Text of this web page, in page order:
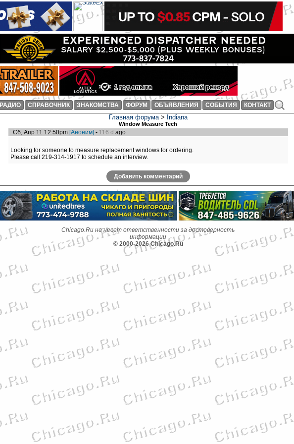
РАДИО СПРАВОЧНИК ЗНАКОМСТВА ФОРУМ ОБЪЯВЛЕНИЯ СОБЫТИЯ КОНТАКТ
Главная форума> Indiana
Window Measure Tech
Сб, Апр 11 12:50pm [Аноним] - 116 d ago
Looking for someone to measure replacement windows for ordering.
Please call 219-314-1917 to schedule an interview.
Добавить комментарий
Chicago.Ru не несет ответственности за достоверность
информации
© 2000-2026 Chicago.Ru